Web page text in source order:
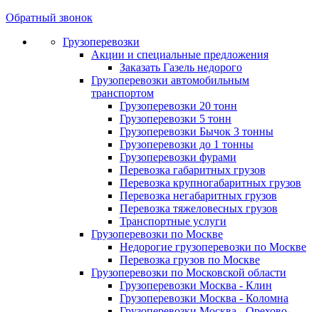
Обратный звонок
Грузоперевозки
Акции и специальные предложения
Заказать Газель недорого
Грузоперевозки автомобильным
транспортом
Грузоперевозки 20 тонн
Грузоперевозки 5 тонн
Грузоперевозки Бычок 3 тонны
Грузоперевозки до 1 тонны
Грузоперевозки фурами
Перевозка габаритных грузов
Перевозка крупногабаритных грузов
Перевозка негабаритных грузов
Перевозка тяжеловесных грузов
Транспортные услуги
Грузоперевозки по Москве
Недорогие грузоперевозки по Москве
Перевозка грузов по Москве
Грузоперевозки по Московской области
Грузоперевозки Москва - Клин
Грузоперевозки Москва - Коломна